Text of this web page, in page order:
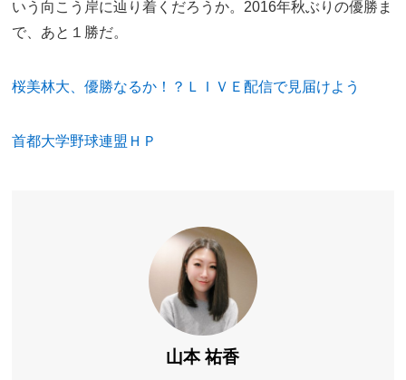
いう向こう岸に辿り着くだろうか。2016年秋ぶりの優勝ま
で、あと１勝だ。
桜美林大、優勝なるか！？ＬＩＶＥ配信で見届けよう
首都大学野球連盟ＨＰ
山本 祐香